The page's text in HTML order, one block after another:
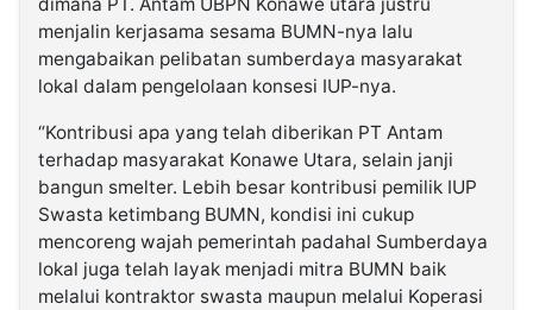
dimana PT. Antam UBPN Konawe utara justru
menjalin kerjasama sesama BUMN-nya lalu
mengabaikan pelibatan sumberdaya masyarakat
lokal dalam pengelolaan konsesi IUP-nya.
“Kontribusi apa yang telah diberikan PT Antam
terhadap masyarakat Konawe Utara, selain janji
bangun smelter. Lebih besar kontribusi pemilik IUP
Swasta ketimbang BUMN, kondisi ini cukup
mencoreng wajah pemerintah padahal Sumberdaya
lokal juga telah layak menjadi mitra BUMN baik
melalui kontraktor swasta maupun melalui Koperasi